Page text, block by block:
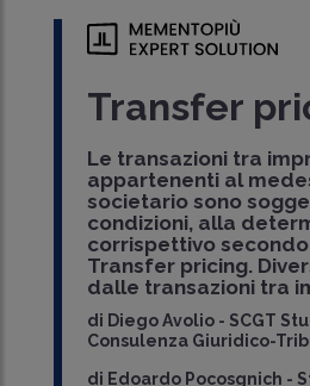
Transfer
Le transazioni tra
appartenenti al
societario sono
condizioni, alla
corrispettivo
Transfer pricing.
dalle transazioni tra
di Diego Avolio - SCGT
Consulenza Giuridico-
di Edoardo Pocosgnich -